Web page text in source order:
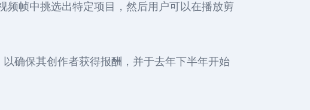
频帧中挑选出特定项目，然后用户可以在播放剪
确保其创作者获得报酬，并于去年下半年开始